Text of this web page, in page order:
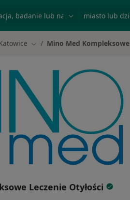
miasto Zmień miasto
Mino Med Kompleksowe
Leczenie Otyłości